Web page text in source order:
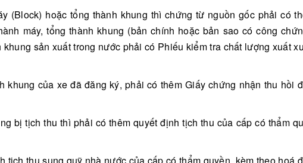
(Block) hoặc tổng thành khung thì chứng từ nguồn gốc phải có
máy, tổng thành khung (bản chính hoặc bản sao có công
sản xuất trong nước phải có Phiếu kiểm tra chất lượng xuất
khung của xe đã đăng ký, phải có thêm Giấy chứng nhận thu hồi
bị tịch thu thì phải có thêm quyết định tịch thu của cấp có thẩm
thu sung quỹ nhà nước của cấp có thẩm quyền, kèm theo hoá